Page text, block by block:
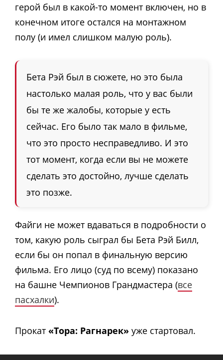
герой был в какой-то момент включен, но в
конечном итоге остался на монтажном
полу (и имел слишком малую роль).
Бета Рэй был в сюжете, но это была
настолько малая роль, что у вас были
бы те же жалобы, которые у есть
сейчас. Его было так мало в фильме,
что это просто несправедливо. И это
тот момент, когда если вы не можете
сделать это достойно, лучше сделать
это позже.
Файги не может вдаваться в подробности о
том, какую роль сыграл бы Бета Рэй Билл,
если бы он попал в финальную версию
фильма. Его лицо (суд по всему) показано
на башне Чемпионов Грандмастера (все
пасхалки).
Прокат «Тора: Рагнарек» уже стартовал.